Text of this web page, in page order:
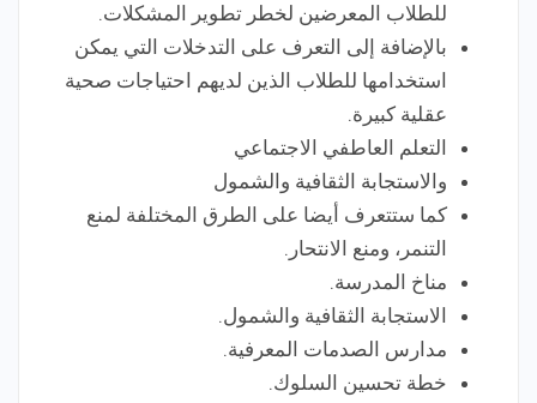
للطلاب المعرضين لخطر تطوير المشكلات.
بالإضافة إلى التعرف على التدخلات التي يمكن
استخدامها للطلاب الذين لديهم احتياجات صحية
عقلية كبيرة.
التعلم العاطفي الاجتماعي
والاستجابة الثقافية والشمول
كما ستتعرف أيضا على الطرق المختلفة لمنع
التنمر، ومنع الانتحار.
مناخ المدرسة.
الاستجابة الثقافية والشمول.
مدارس الصدمات المعرفية.
خطة تحسين السلوك.